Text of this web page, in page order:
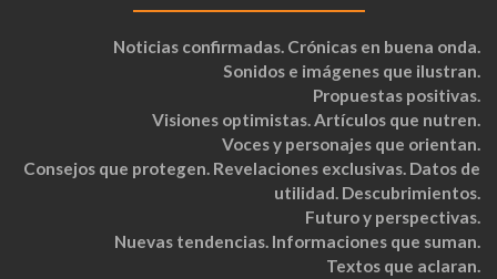
Noticias confirmadas. Crónicas en buena onda.
Sonidos e imágenes que ilustran.
Propuestas positivas.
Visiones optimistas. Artículos que nutren.
Voces y personajes que orientan.
Consejos que protegen. Revelaciones exclusivas. Datos de
utilidad. Descubrimientos.
Futuro y perspectivas.
Nuevas tendencias. Informaciones que suman.
Textos que aclaran.